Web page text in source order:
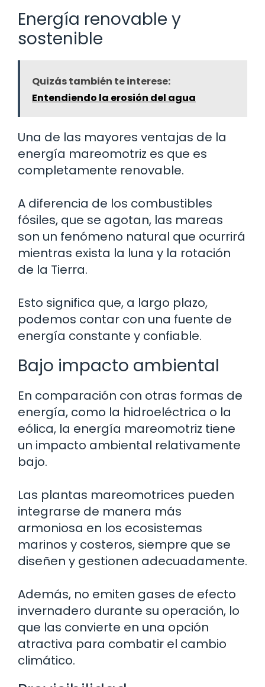
Energía renovable y
sostenible
Quizás también te interese:
Entendiendo la erosión del agua
Una de las mayores ventajas de la
energía mareomotriz es que es
completamente renovable.
A diferencia de los combustibles
fósiles, que se agotan, las mareas
son un fenómeno natural que ocurrirá
mientras exista la luna y la rotación
de la Tierra.
Esto significa que, a largo plazo,
podemos contar con una fuente de
energía constante y confiable.
Bajo impacto ambiental
En comparación con otras formas de
energía, como la hidroeléctrica o la
eólica, la energía mareomotriz tiene
un impacto ambiental relativamente
bajo.
Las plantas mareomotrices pueden
integrarse de manera más
armoniosa en los ecosistemas
marinos y costeros, siempre que se
diseñen y gestionen adecuadamente.
Además, no emiten gases de efecto
invernadero durante su operación, lo
que las convierte en una opción
atractiva para combatir el cambio
climático.